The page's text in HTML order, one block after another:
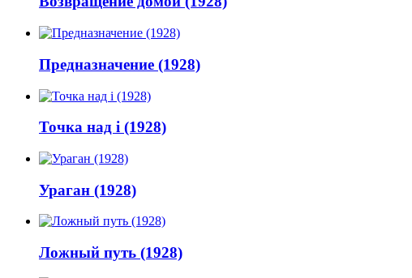
Предназначение (1928)
Точка над i (1928)
Ураган (1928)
Ложный путь (1928)